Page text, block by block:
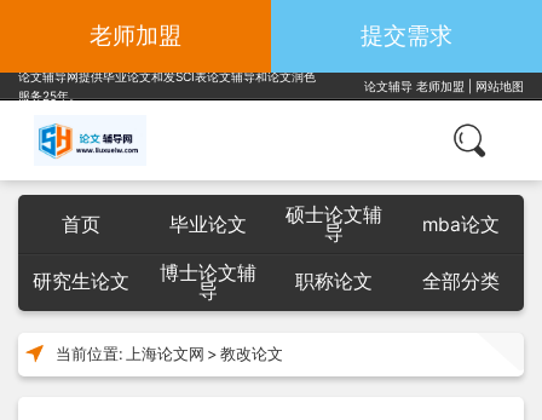
提交需求
老师加盟
论文辅导网提供毕业论文和发SCI表论文辅导和论文润色
服务25年。
论文辅导 老师加盟 网站地图
首页 毕业论文 硕士论文辅
导 mba论文
研究生论文 博士论文辅
导 职称论文 全部分类
当前位置: 上海论文网 >教改论文